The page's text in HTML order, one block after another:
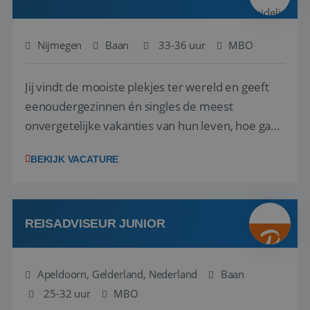
Nijmegen Baan 33-36 uur MBO
Jij vindt de mooiste plekjes ter wereld en geeft
eenoudergezinnen én singles de meest
onvergetelijke vakanties van hun leven, hoe gaaf
net zo goed thuis is in een onderhandeling als op
in Europa? Dan is dit jouw kans. A...
BEKIJK VACATURE
REISADVISEUR JUNIOR
Apeldoorn, Gelderland, Nederland
Baan
25-32 uur
MBO
5 maanden 4
weken
_GRECAPTCHA
Google Privacy Policy